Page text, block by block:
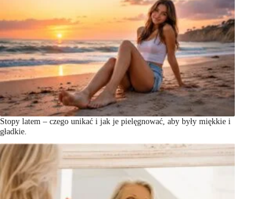
Stopy latem – czego unikać i jak je pielęgnować, aby były miękkie i
gładkie.